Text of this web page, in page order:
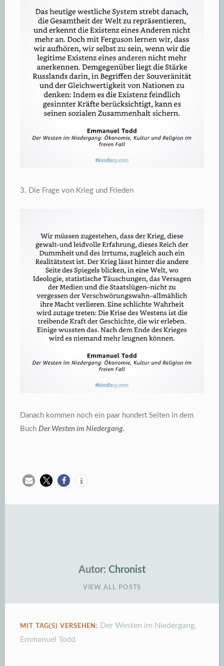
3. Die Frage von Krieg und Frieden
Danach kommen noch ein paar hundert Seiten in dem
Buch Der Westen im Niedergang.
Autor: Chronist
VIEW ALL POSTS
MIT TAG(S) VERSEHEN: Der Westen im Niedergang,
Emmanuel Todd